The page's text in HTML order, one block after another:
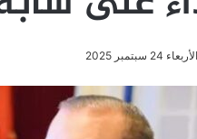
الأربعاء 24 سبتمبر 2025